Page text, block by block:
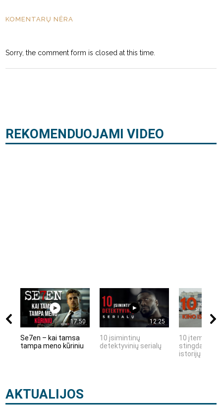
KOMENTARŲ NĖRA
Sorry, the comment form is closed at this time.
REKOMENDUOJAMI VIDEO
17:50
Se7en – kai tamsa
tampa meno kūriniu
12:25
10 įsimintinų
detektyvinių serialų
10 įtemptų,
stingdančių
istorijų
AKTUALIJOS